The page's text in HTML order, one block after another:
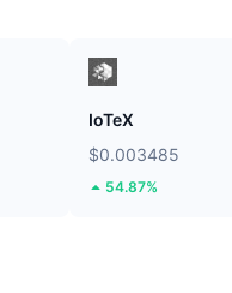
IoTeX
$0.003485
54.87%